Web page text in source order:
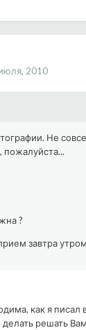
2010
Не
пожалуйста...
?
завтра
как я
решать